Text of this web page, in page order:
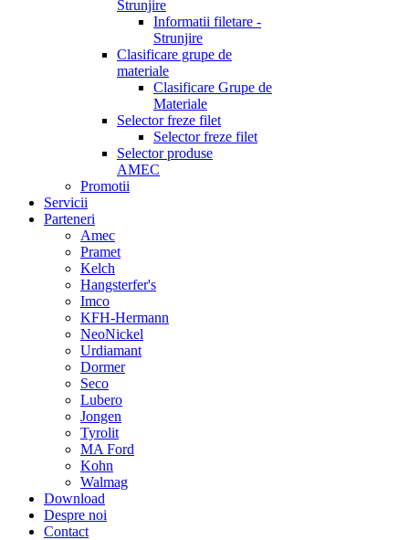
Strunjire
Informatii filetare -
Strunjire
Clasificare grupe de
materiale
Clasificare Grupe de
Materiale
Selector freze filet
Selector freze filet
Selector produse
AMEC
Promotii
Servicii
Parteneri
Amec
Pramet
Kelch
Hangsterfer's
Imco
KFH-Hermann
NeoNickel
Urdiamant
Dormer
Seco
Lubero
Jongen
Tyrolit
MA Ford
Kohn
Walmag
Download
Despre noi
Contact